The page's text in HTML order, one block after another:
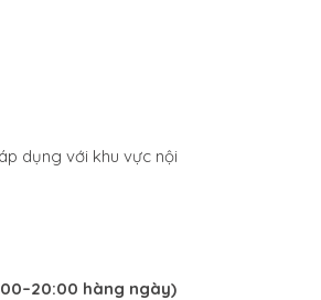
dụng với khu vực nội
hàng ngày)